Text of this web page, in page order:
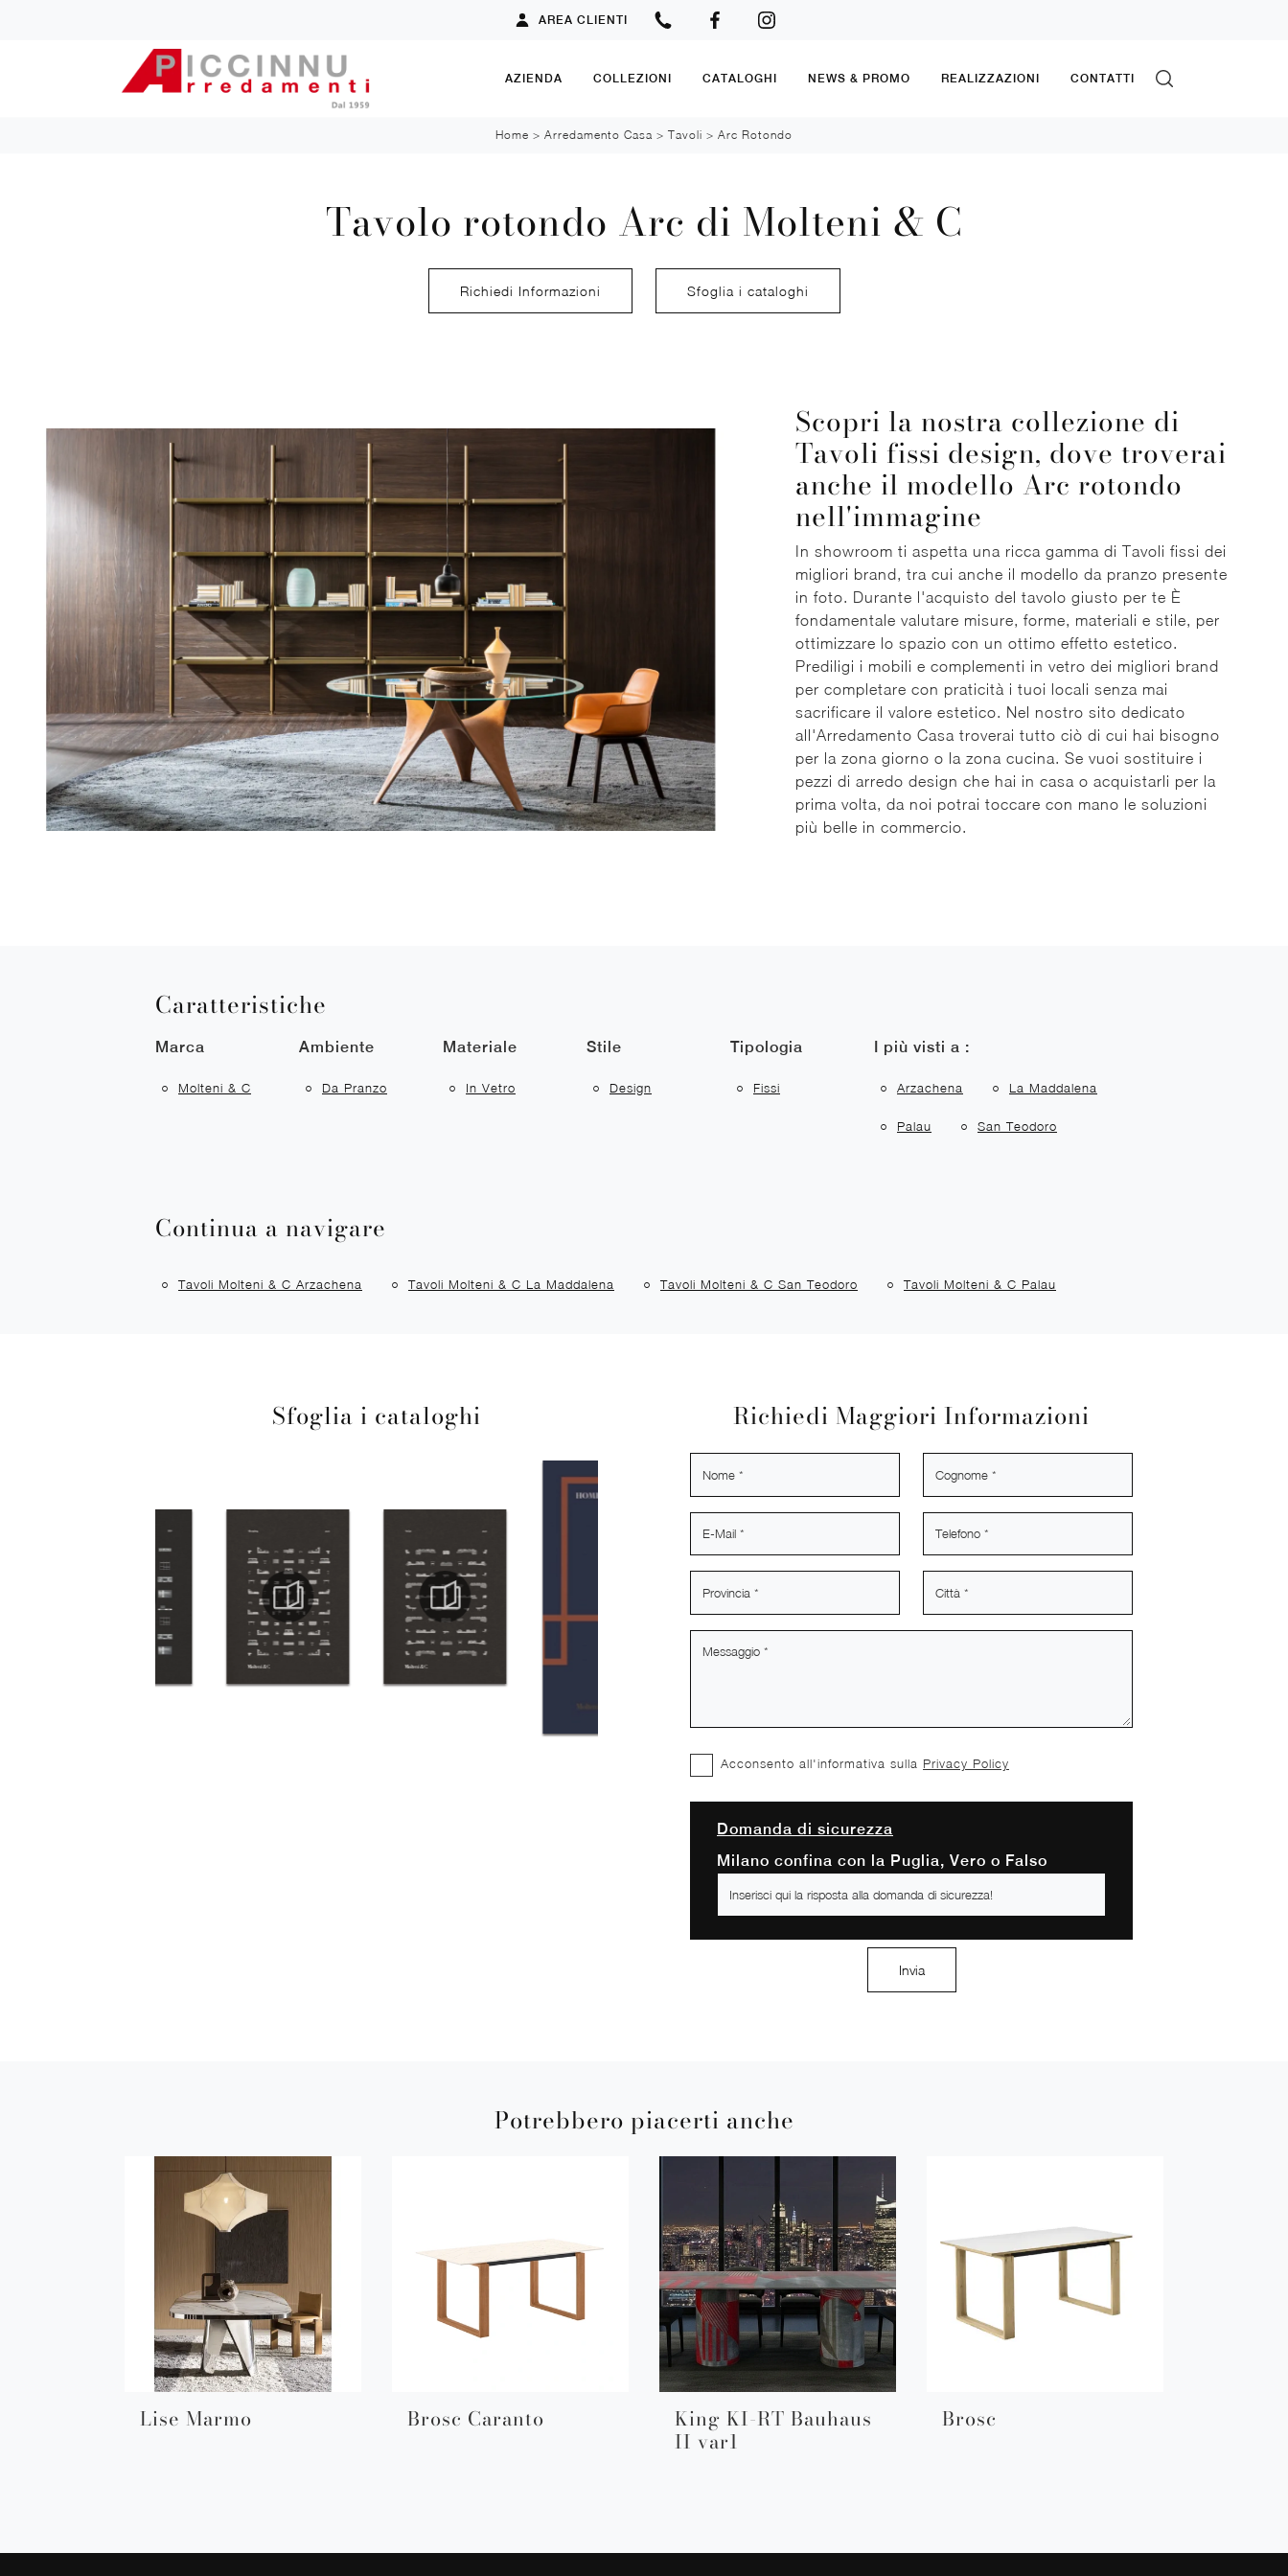
AREA CLIENTI
AZIENDA COLLEZIONI CATALOGHI NEWS & PROMO REALIZZAZIONI CONTATTI
Home > Arredamento Casa > Tavoli > Arc Rotondo
Tavolo rotondo Arc di Molteni & C
Richiedi Informazioni Sfoglia i cataloghi
Scopri la nostra collezione di
Tavoli fissi design, dove troverai
anche il modello Arc rotondo
nell'immagine
In showroom ti aspetta una ricca gamma di Tavoli fissi dei
migliori brand, tra cui anche il modello da pranzo presente
in foto. Durante l'acquisto del tavolo giusto per te È
fondamentale valutare misure, forme, materiali e stile, per
ottimizzare lo spazio con un ottimo effetto estetico.
Prediligi i mobili e complementi in vetro dei migliori brand
per completare con praticità i tuoi locali senza mai
sacrificare il valore estetico. Nel nostro sito dedicato
all'Arredamento Casa troverai tutto ciò di cui hai bisogno
per la zona giorno o la zona cucina. Se vuoi sostituire i
pezzi di arredo design che hai in casa o acquistarli per la
prima volta, da noi potrai toccare con mano le soluzioni
più belle in commercio.
Caratteristiche
Marca
Molteni & C
Ambiente
Da Pranzo
Materiale
In Vetro
Stile
Design
Tipologia
Fissi
I più visti a :
Arzachena La Maddalena
Palau San Teodoro
Continua a navigare
Tavoli Molteni & C Arzachena Tavoli Molteni & C La Maddalena Tavoli Molteni & C San Teodoro Tavoli Molteni & C Palau
Sfoglia i cataloghi Richiedi Maggiori Informazioni
Acconsento all'informativa sulla Privacy Policy
Domanda di sicurezza
Milano confina con la Puglia, Vero o Falso
Invia
Potrebbero piacerti anche
Lise Marmo Brosc Caranto King KI-RT Bauhaus
II var1
Brosc